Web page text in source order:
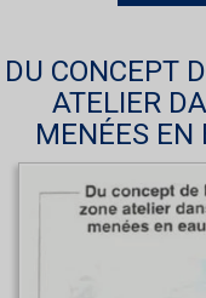
DU CONCEPT
ATELIER
MENÉES EN